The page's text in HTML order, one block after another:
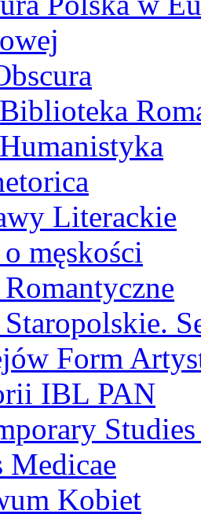
Literackie
męskości
Form
IBL PAN
Medicae
Kobiet